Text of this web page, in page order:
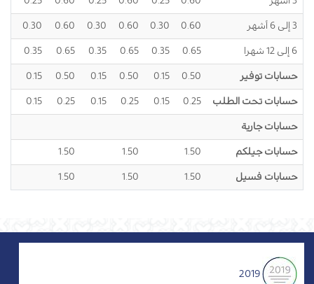
3 إلى 6 أشهر 0.60
0.30
0.60
0.30
0.60
0.30
6 إلى 12 شهرا 0.65
0.35
0.65
0.35
0.65
0.35
حسابات توفير 0.50
0.15
0.50
0.15
0.50
0.15
حسابات تحت الطلب 0.25
0.15
0.25
0.15
0.25
0.15
حسابات جارية
حسابات جيلكم 1.50
1.50
1.50
حسابات فسيل 1.50
1.50
1.50
2019